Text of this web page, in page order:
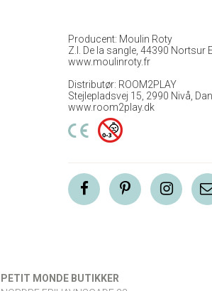
Producent: Moulin Roty
Z.I. De la sangle, 44390 Nortsur
www.moulinroty.fr
Distributør: ROOM2PLAY
Stejlepladsvej 15, 2990 Nivå,
www.room2play.dk
PETIT MONDE BUTIKKER